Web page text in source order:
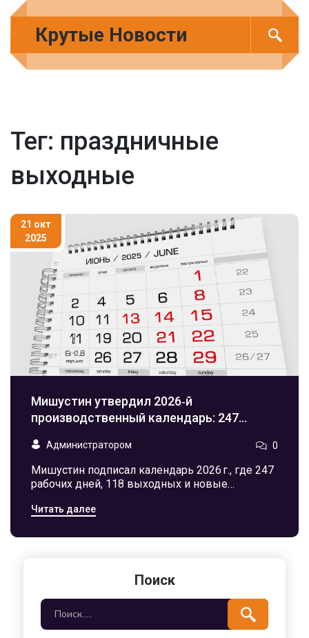
Крутые Новости
Тег: праздничные
выходные
21 окт
2025
Мишустин утвердил 2026‑й
производственный календарь: 247
каникулы
Администратором 0
Мишустин подписал календарь 2026 г., где 247
рабочих дней, 118 выходных и новые
января перенесены на конец декабря.
Читать далее
Поиск